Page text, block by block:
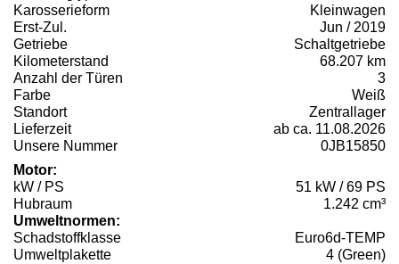
Karosserieform
Kleinwagen
Erst-Zul.
Jun / 2019
Getriebe
Schaltgetriebe
Kilometerstand
68.207 km
Anzahl der Türen
3
Farbe
Weiß
Standort
Zentrallager
Lieferzeit
ab ca. 11.08.2026
Unsere Nummer
0JB15850
Motor:
kW / PS
51 kW / 69 PS
Hubraum
1.242 cm³
Umweltnormen:
Schadstoffklasse
Euro6d-TEMP
Umweltplakette
4 (Green)